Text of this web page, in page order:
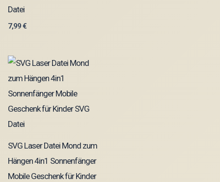
Datei
7,99€
SVG Laser Datei Mond zum
Hängen 4in1 Sonnenfänger
Mobile Geschenk für Kinder